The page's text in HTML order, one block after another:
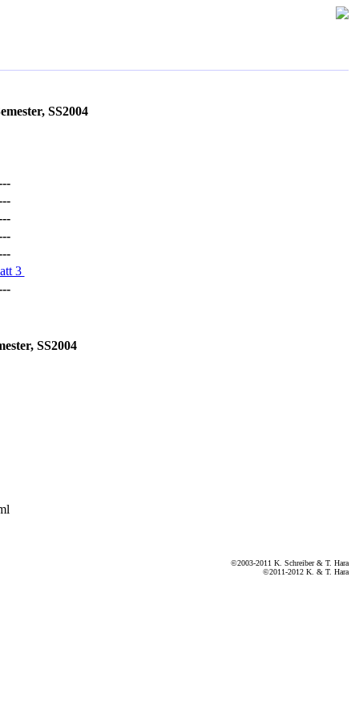
SS2004
3
SS2004
©2003-2011 K. Schreiber & T. Hara
©2011-2012 K. & T. Hara